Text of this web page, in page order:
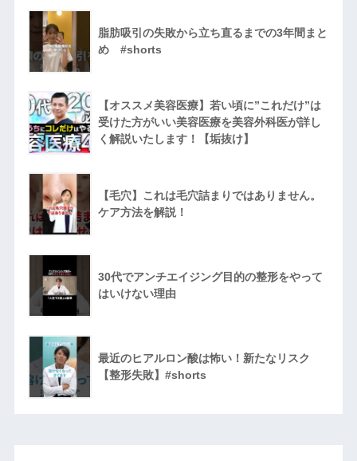
脂肪吸引の失敗から立ち直るまでの3年間まと
め #shorts
【オススメ美容医療】若い頃に”これだけ”は
受けた方がいい美容医療を美容外科医が詳し
く解説いたします！【垢抜け】
【毛穴】これは毛穴詰まりではありません。
ケア方法を解説！
30代でアンチエイジング目的の整形をやって
はいけない理由
最近のヒアルロン酸は怖い！新たなリスク
【整形失敗】#shorts